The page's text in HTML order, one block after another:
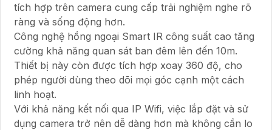
tích hợp trên camera cung cấp trải nghiệm nghe rõ
ràng và sống động hơn.
Công nghệ hồng ngoại Smart IR công suất cao tăng
cường khả năng quan sát ban đêm lên đến 10m.
Thiết bị này còn được tích hợp xoay 360 độ, cho
phép người dùng theo dõi mọi góc cạnh một cách
linh hoạt.
Với khả năng kết nối qua IP Wifi, việc lắp đặt và sử
dụng camera trở nên dễ dàng hơn mà không cần lo